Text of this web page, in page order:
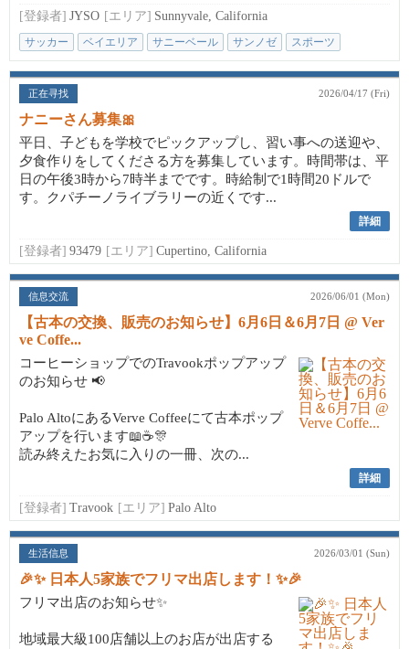
[登録者] JYSO [エリア] Sunnyvale, California
サッカー ベイエリア サニーベール サンノゼ スポーツ
正在寻找 2026/04/17 (Fri)
ナニーさん募集🎀
平日、子どもを学校でピックアップし、習い事への送迎や、
夕食作りをしてくださる方を募集しています。時間帯は、平
日の午後3時から7時半までです。時給制で1時間20ドルで
す。クパチーノライブラリーの近くです...
詳細
[登録者] 93479 [エリア] Cupertino, California
信息交流 2026/06/01 (Mon)
【古本の交換、販売のお知らせ】6月6日＆6月7日 @ Ver
ve Coffe...
コーヒーショップでのTravookポップアップ
のお知らせ 📢
Palo AltoにあるVerve Coffeeにて古本ポップ
アップを行います📖☕🎊
読み終えたお気に入りの一冊、次の...
詳細
[登録者] Travook [エリア] Palo Alto
生活信息 2026/03/01 (Sun)
🎉✨ 日本人5家族でフリマ出店します！✨🎉
フリマ出店のお知らせ✨
地域最大級100店舗以上のお店が出店する